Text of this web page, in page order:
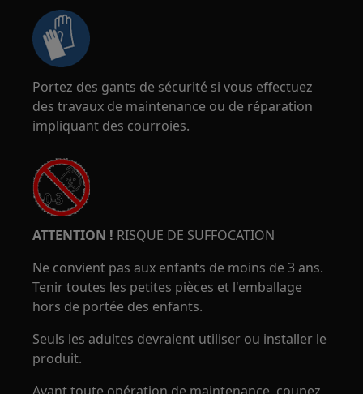
Portez des gants de sécurité si vous effectuez
des travaux de maintenance ou de réparation
impliquant des courroies.
ATTENTION ! RISQUE DE SUFFOCATION
Ne convient pas aux enfants de moins de 3 ans.
Tenir toutes les petites pièces et l'emballage
hors de portée des enfants.
Seuls les adultes devraient utiliser ou installer le
produit.